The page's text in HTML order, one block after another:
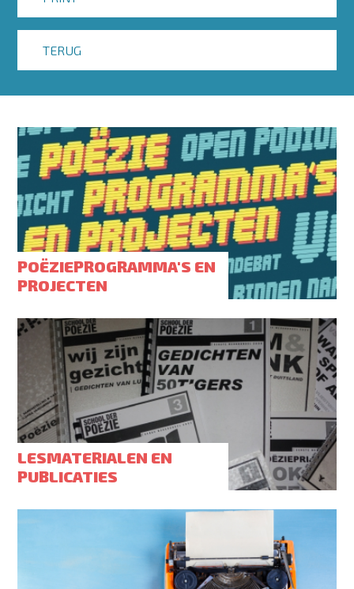
TERUG
POËZIEPROGRAMMA'S EN
PROJECTEN
LESMATERIALEN EN
PUBLICATIES